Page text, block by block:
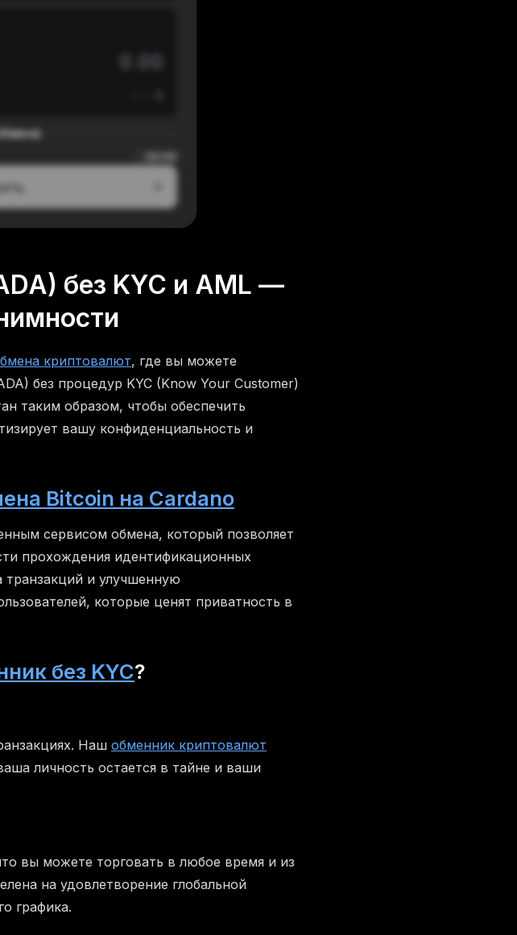
без KYC и AML —
криптовалют, где вы можете
без процедур KYC (Know Your Customer)
таким образом, чтобы обеспечить
вашу конфиденциальность и
Bitcoin на Cardano
сервисом обмена, который позволяет
прохождения идентификационных
транзакций и улучшенную
которые ценят приватность в
без KYC?
Наш обменник криптовалют
личность остается в тайне и ваши
вы можете торговать в любое время и из
на удовлетворение глобальной
графика.